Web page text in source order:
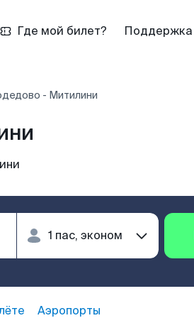
Где мой билет? Поддержка
- Митилини
Аэропорты